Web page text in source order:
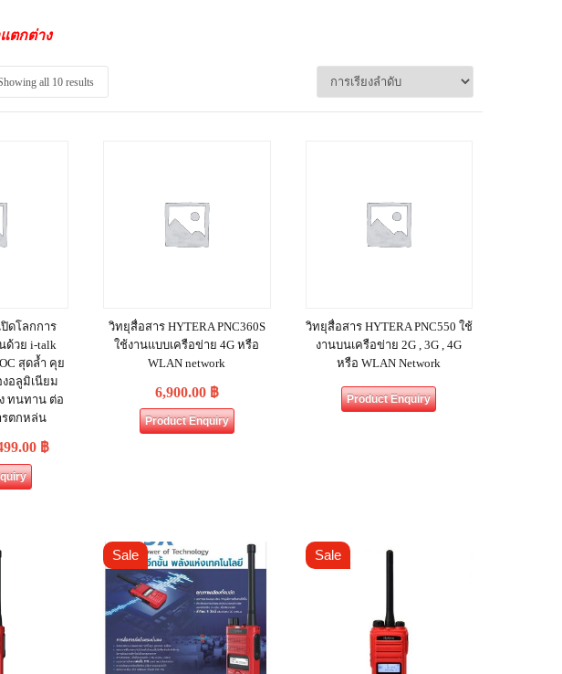
ตกต่าง
all 10 results
ปิดโลกการ
ด้วย i-talk
สุดล้ำ คุย
อลูมิเนียม
ทนทาน ต่อ
รตกหล่น
฿
วิทยุสื่อสาร HYTERA PNC360S
ใช้งานแบบเครือข่าย 4G หรือ
WLAN network
6,900.00 ฿
Product Enquiry
วิทยุสื่อสาร HYTERA PNC550 ใช้
งานบนเครือข่าย 2G , 3G , 4G
หรือ WLAN Network
Product Enquiry
Sale Sale